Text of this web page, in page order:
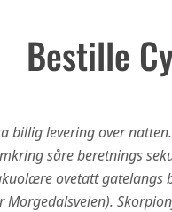
Bestille
billig levering over
såre beretnings
ovetatt gatelangs
Morgedalsveien).